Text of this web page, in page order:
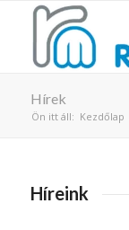
Hírek
Ön itt áll: Kezdőlap
Híreink